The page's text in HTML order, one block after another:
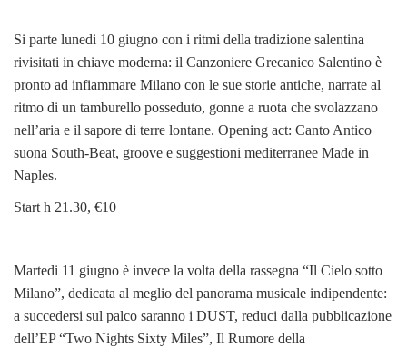
Si parte lunedi 10 giugno con i ritmi della tradizione salentina
rivisitati in chiave moderna: il Canzoniere Grecanico Salentino è
pronto ad infiammare Milano con le sue storie antiche, narrate al
ritmo di un tamburello posseduto, gonne a ruota che svolazzano
nell’aria e il sapore di terre lontane. Opening act: Canto Antico
suona South-Beat, groove e suggestioni mediterranee Made in
Naples.
Start h 21.30, €10
Martedi 11 giugno è invece la volta della rassegna “Il Cielo sotto
Milano”, dedicata al meglio del panorama musicale indipendente:
a succedersi sul palco saranno i DUST, reduci dalla pubblicazione
dell’EP “Two Nights Sixty Miles”, Il Rumore della